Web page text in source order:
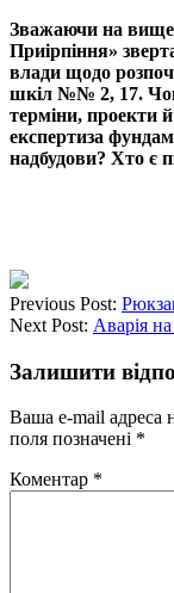
Зважаючи на вище
Приірпіння»
влади щодо
шкіл №№ 2, 17.
терміни, проекти
експертиза
надбудови? Хто є
Previous Post:
Next Post: Аварія на
Залишити
Ваша e-mail адреса
поля позначені *
Коментар *